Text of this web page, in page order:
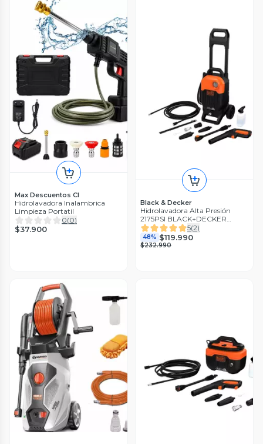
Max Descuentos Cl
Hidrolavadora Inalambrica
Limpieza Portatil
0(0)
$37.900
Black & Decker
Hidrolavadora Alta Presión
2175PSI BLACK+DECKER
BEPW2200-B2C
5(2)
48% $119.990
$232.990